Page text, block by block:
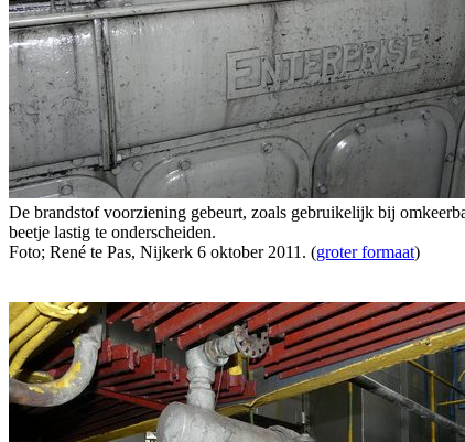
De brandstof voorziening gebeurt, zoals gebruikelijk bij
beetje lastig te onderscheiden.
Foto; René te Pas, Nijkerk 6 oktober 2011. (groter formaat)